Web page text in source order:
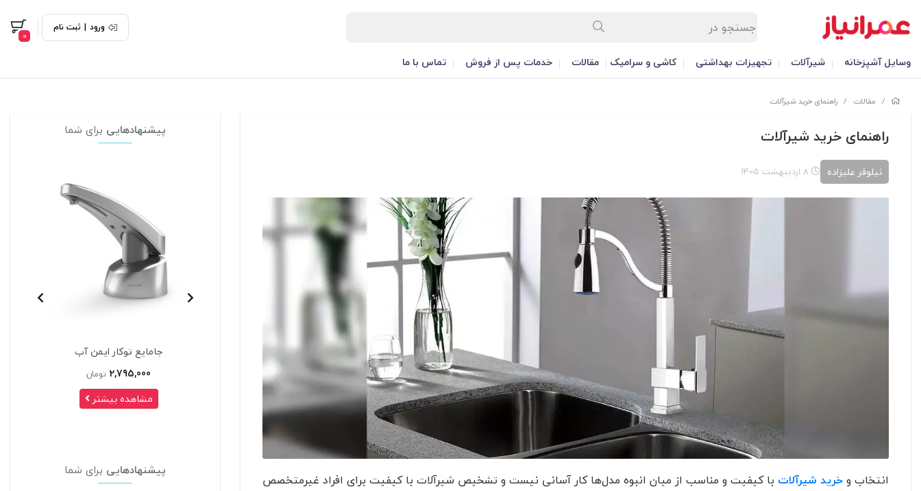
ورود | ثبت نام
0
وسایل آشپزخانه شیرآلات تجهیزات بهداشتی کاشی و سرامیک مقالات خدمات پس از فروش تماس با ما
/ مقالات / راهنمای خرید شیرآلات
راهنمای خرید شیرآلات
نیلوفر علیزاده
انتخاب وخرید شیرآلات با کیفیت و مناسب از میان انبوه مدل‌ها کار آسانی نیست و تشخیص شیرآلات با کیفیت برای افراد غیرمتخصص
پیشنهادهایی برای شما
فلوتر توالت فرنگی گبریت Geberit
موجود
مشاهده بیشتر
جامایع توکار ایمن آب
2,795,000
تومان
مشاهده بیشتر
طلایی
41,950,000 تومان
پیشنهادهایی برای شما